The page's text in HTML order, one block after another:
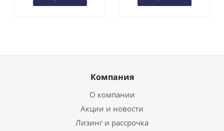
Компания
О компании
Акции и новости
Лизинг и рассрочка